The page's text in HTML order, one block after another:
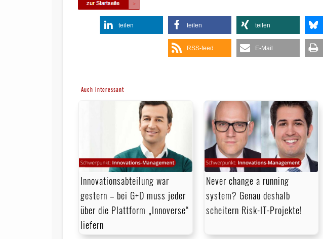
teilen teilen teilen
RSS-feed E-Mail
Auch interessant
Innovationsabteilung war
gestern – bei G+D muss jeder
über die Plattform „Innoverse“
liefern
Never change a running
system? Genau deshalb
scheitern Risk-IT-Projekte!